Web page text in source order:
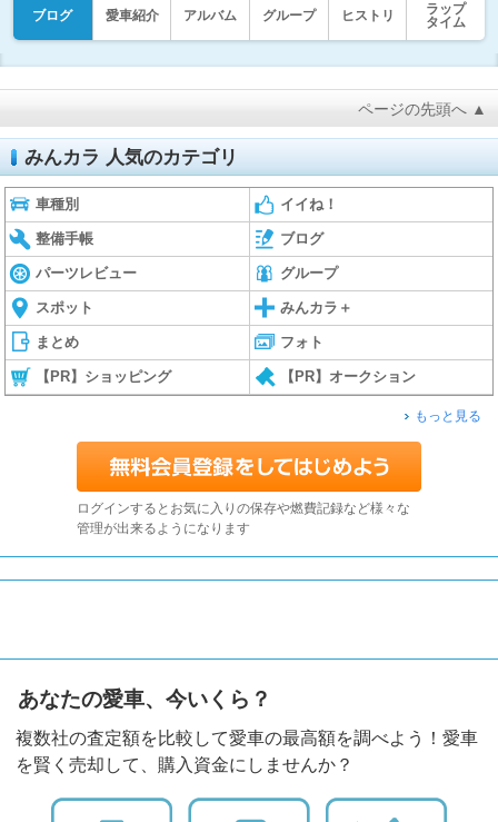
ブログ 愛車紹介 アルバム グループ ヒストリ
ラップ
タイム
ページの先頭へ ▲
みんカラ 人気のカテゴリ
車種別 イイね！
整備手帳 ブログ
パーツレビュー グループ
スポット みんカラ＋
まとめ フォト
【PR】ショッピング 【PR】オークション
もっと見る
ログインするとお気に入りの保存や燃費記録など様々な
管理が出来るようになります
あなたの愛車、今いくら？
複数社の査定額を比較して愛車の最高額を調べよう！愛車
を賢く売却して、購入資金にしませんか？